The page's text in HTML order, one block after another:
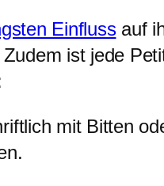
Einflussauf
ist jede
mit Bitten